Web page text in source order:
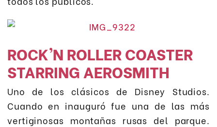
ROCK’N ROLLER COASTER
STARRING AEROSMITH
Uno de los clásicos de Disney Studios.
Cuando en inauguró fue una de las más
vertiginosas montañas rusas del parque.